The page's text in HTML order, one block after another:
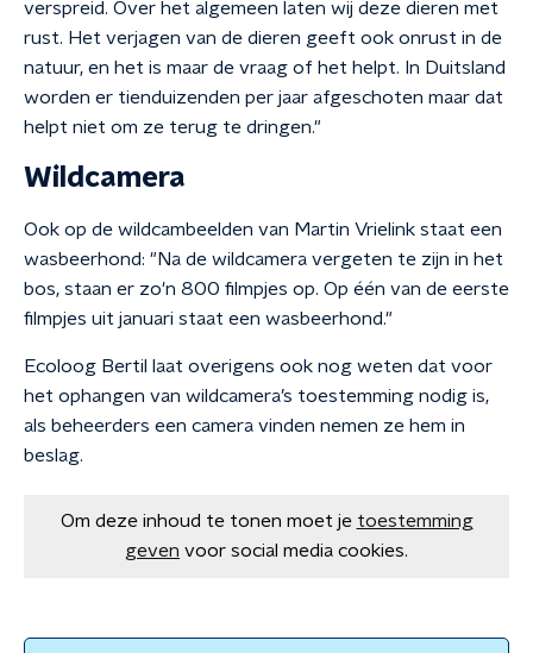
verspreid. Over het algemeen laten wij deze dieren met
rust. Het verjagen van de dieren geeft ook onrust in de
natuur, en het is maar de vraag of het helpt. In Duitsland
worden er tienduizenden per jaar afgeschoten maar dat
helpt niet om ze terug te dringen."
Wildcamera
Ook op de wildcambeelden van Martin Vrielink staat een
wasbeerhond: "Na de wildcamera vergeten te zijn in het
bos, staan er zo'n 800 filmpjes op. Op één van de eerste
filmpjes uit januari staat een wasbeerhond."
Ecoloog Bertil laat overigens ook nog weten dat voor
het ophangen van wildcamera’s toestemming nodig is,
als beheerders een camera vinden nemen ze hem in
beslag.
Om deze inhoud te tonen moet je toestemming
geven voor social media cookies.